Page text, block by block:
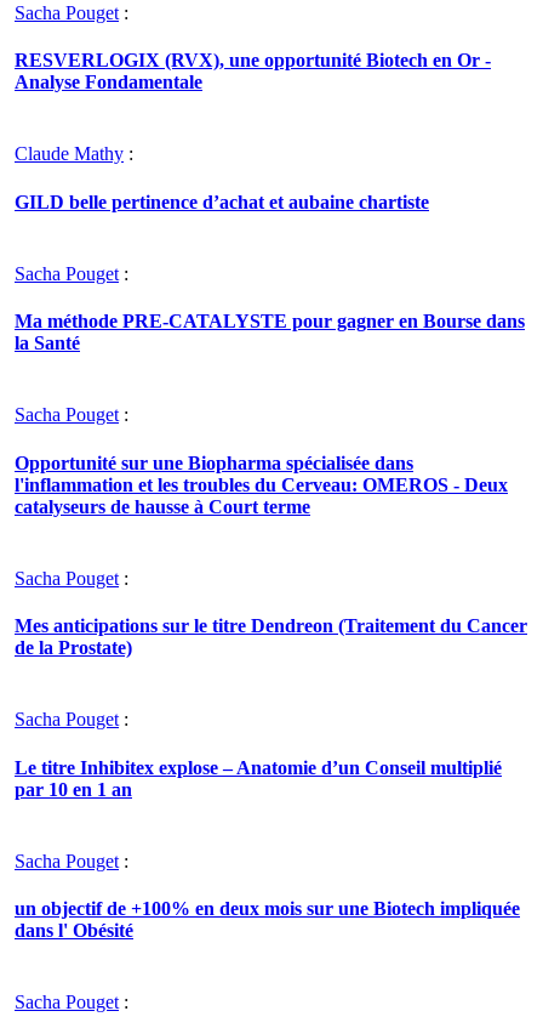
Sacha Pouget :
RESVERLOGIX (RVX), une opportunité Biotech en Or -
Analyse Fondamentale
Claude Mathy :
GILD belle pertinence d’achat et aubaine chartiste
Sacha Pouget :
Ma méthode PRE-CATALYSTE pour gagner en Bourse dans
la Santé
Sacha Pouget :
Opportunité sur une Biopharma spécialisée dans
l'inflammation et les troubles du Cerveau: OMEROS - Deux
catalyseurs de hausse à Court terme
Sacha Pouget :
Mes anticipations sur le titre Dendreon (Traitement du Cancer
de la Prostate)
Sacha Pouget:
Le titre Inhibitex explose – Anatomie d’un Conseil multiplié
par 10 en 1 an
Sacha Pouget :
un objectif de +100% en deux mois sur une Biotech impliquée
dans l' Obésité
Sacha Pouget: